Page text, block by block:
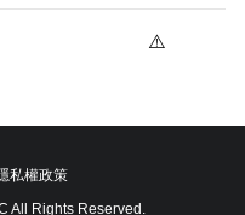
私權政策
All Rights Reserved.